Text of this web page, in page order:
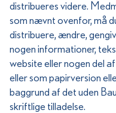
distribueres videre.
som nævnt ovenfor, må
distribuere, ændre,
nogen informationer,
website eller nogen del
eller som papirversion
baggrund af det uden
skriftlige tilladelse.